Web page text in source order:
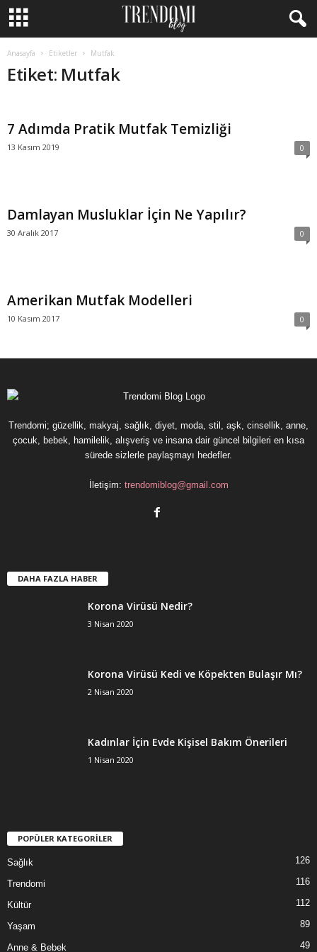
Anasayfa Etiketler Mutfak
Etiket: Mutfak
7 Adımda Pratik Mutfak Temizliği
13 Kasım 2019 0
Damlayan Musluklar İçin Ne Yapılır?
30 Aralık 2017 0
Amerikan Mutfak Modelleri
10 Kasım 2017 0
Trendomi; güzellik, makyaj, sağlık, diyet, moda, stil, aşk, cinsellik, anne,
çocuk, bebek, hamilelik, alışveriş ve insana dair güncel bilgileri en kısa
sürede sizlerle paylaşmayı hedefler.
İletişim: trendomiblog@gmail.com
DAHA FAZLA HABER
Korona Virüsü Nedir?
3 Nisan 2020
Korona Virüsü Kedi ve Köpekten Bulaşır Mı?
2 Nisan 2020
Kadınlar İçin Evde Kişisel Bakım Önerileri
1 Nisan 2020
POPÜLER KATEGORİLER
Sağlık 126
Trendomi 116
Kültür 112
Yaşam 89
Anne & Bebek 49